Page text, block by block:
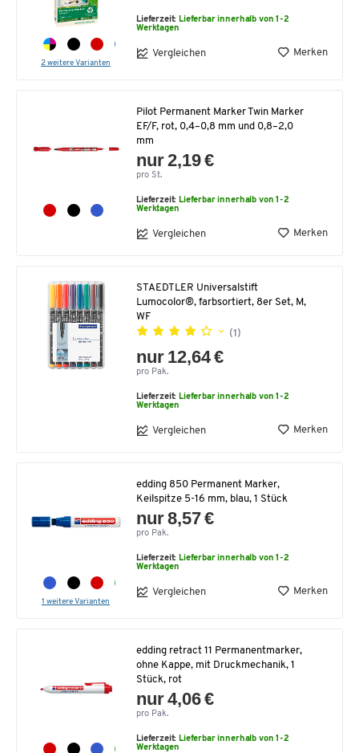
2 weitere Varianten
Lieferzeit: Lieferbar innerhalb von 1-2
Werktagen
Vergleichen Merken
Pilot Permanent Marker Twin Marker
EF/F, rot, 0,4–0,8 mm und 0,8–2,0
mm
nur 2,19 €
pro St.
Lieferzeit: Lieferbar innerhalb von 1-2
Werktagen
Vergleichen Merken
STAEDTLER Universalstift
Lumocolor®, farbsortiert, 8er Set, M,
WF
(1)
nur 12,64 €
pro Pak.
Lieferzeit: Lieferbar innerhalb von 1-2
Werktagen
Vergleichen Merken
1 weitere Varianten
edding 850 Permanent Marker,
Keilspitze 5-16 mm, blau, 1 Stück
nur 8,57 €
pro Pak.
Lieferzeit: Lieferbar innerhalb von 1-2
Werktagen
Vergleichen Merken
edding retract 11 Permanentmarker,
ohne Kappe, mit Druckmechanik, 1
Stück, rot
nur 4,06 €
pro Pak.
Lieferzeit: Lieferbar innerhalb von 1-2
Werktagen